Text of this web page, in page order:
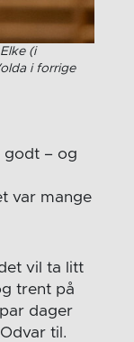
(i
i forrige
godt – og
var mange
vil ta litt
trent på
dager
til.